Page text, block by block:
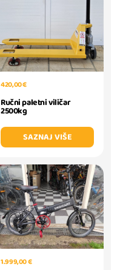
420,00 €
Ručni paletni viličar
2500kg
SAZNAJ VIŠE
1.999,00 €